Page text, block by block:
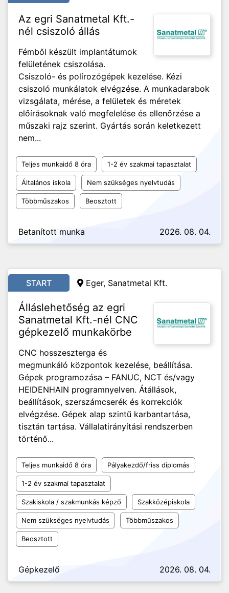
Az egri Sanatmetal Kft.-
nél csiszoló állás
Fémből készült implantátumok
felületének csiszolása.
Csiszoló- és polírozógépek kezelése. Kézi
csiszoló munkálatok elvégzése. A munkadarabok
vizsgálata, mérése, a felületek és méretek
előírásoknak való megfelelése és ellenőrzése a
műszaki rajz szerint. Gyártás során keletkezett
nem...
Teljes munkaidő 8 óra 1-2 év szakmai tapasztalat
Általános iskola Nem szükséges nyelvtudás
Többműszakos Beosztott
Betanított munka 2026. 08. 04.
START Eger, Sanatmetal Kft.
Álláslehetőség az egri
Sanatmetal Kft.-nél CNC
gépkezelő munkakörbe
CNC hosszeszterga és
megmunkáló központok kezelése, beállítása.
Gépek programozása – FANUC, NCT és/vagy
HEIDENHAIN programnyelven. Átállások,
beállítások, szerszámcserék és korrekciók
elvégzése. Gépek alap szintű karbantartása,
tisztán tartása. Vállalatirányítási rendszerben
történő...
Teljes munkaidő 8 óra Pályakezdő/friss diplomás
1-2 év szakmai tapasztalat
Szakiskola / szakmunkás képző Szakközépiskola
Nem szükséges nyelvtudás Többműszakos
Beosztott
Gépkezelő 2026. 08. 04.